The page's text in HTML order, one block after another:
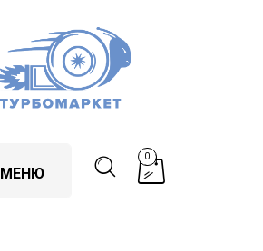
МЕНЮ
0